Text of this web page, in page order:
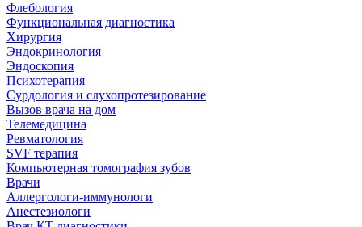
Флебология
Функциональная диагностика
Хирургия
Эндокринология
Эндоскопия
Психотерапия
Сурдология и слухопротезирование
Вызов врача на дом
Телемедицина
Ревматология
SVF терапия
Компьютерная томография зубов
Врачи
Аллергологи-иммунологи
Анестезиологи